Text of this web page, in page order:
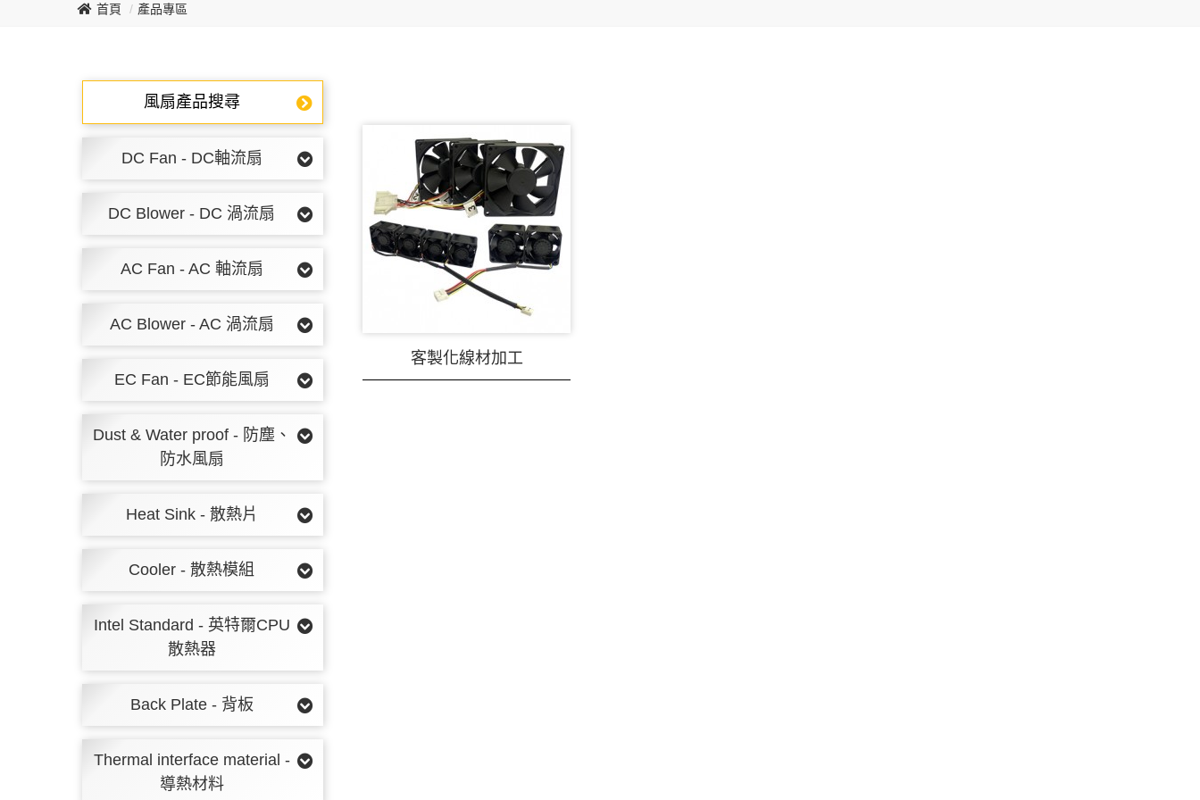
首頁 產品專區
風扇產品搜尋
DC Fan - DC軸流扇
DC Blower - DC 渦流扇
AC Fan - AC 軸流扇
AC Blower - AC 渦流扇
EC Fan - EC節能風扇
Dust & Water proof - 防塵、
防水風扇
Heat Sink - 散熱片
Cooler - 散熱模組
Intel Standard - 英特爾CPU
散熱器
Back Plate - 背板
Thermal interface material -
導熱材料
客製化線材加工